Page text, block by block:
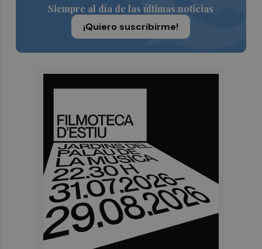
Siempre al día de las últimas noticias
¡Quiero suscribirme!